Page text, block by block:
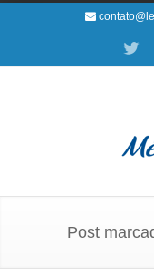
Post